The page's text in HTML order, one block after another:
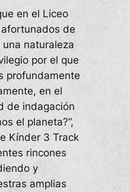
en el Liceo
de
naturaleza
por el que
profundamente
en el
de indagación
el planeta?”,
Kínder 3 Track
rincones
y
amplias